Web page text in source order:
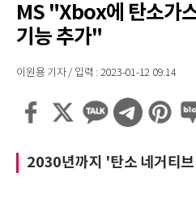
MS "Xbox에 탄소가
기능 추가"
이원용 기자 / 입력 : 2023-01-12 09:14
2030년까지 '탄소 네거티